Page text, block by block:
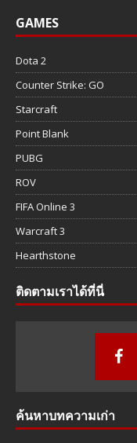
GAMES
Dota 2
Counter Strike: GO
Starcraft
Point Blank
PUBG
ROV
FIFA Online 3
Warcraft 3
Hearthstone
ติดตามเราได้ที่นี่
ค้นหาบทความเก่า